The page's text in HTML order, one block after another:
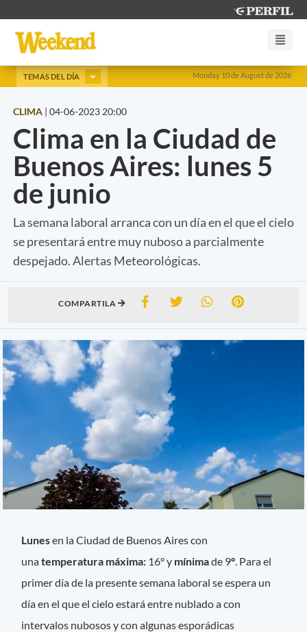
Monday 10 de August de 2026
TEMAS DEL DÍA
CLIMA | 04-06-2023 20:00
Clima en la Ciudad de
Buenos Aires: lunes 5
de junio
La semana laboral arranca con un día en el que el cielo
se presentará entre muy nuboso a parcialmente
despejado. Alertas Meteorológicas.
COMPARTILA
Lunesen la Ciudad de Buenos Aires con
unatemperatura máxima: 16° y mínimade 9° . Para el
primer día de la presente semana laboral se espera un
día en el que el cielo estará entre nublado a con
intervalos nubosos y con algunas esporádicas